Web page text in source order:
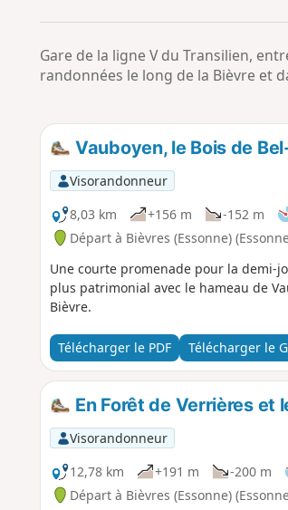
Gare de la ligne V du Transilien,
randonnées le long de la Bièvre et
Vauboyen, le Bois de
Visorandonneur
8,03 km
+156 m -152 m
Départ à Bièvres (Essonne)
Une courte promenade pour la demi-
plus patrimonial avec le hameau de
Bièvre.
Télécharger le PDF Télécharger le
En Forêt de Verrières et
Visorandonneur
12,78 km
+191 m -200 m
Départ à Bièvres (Essonne)